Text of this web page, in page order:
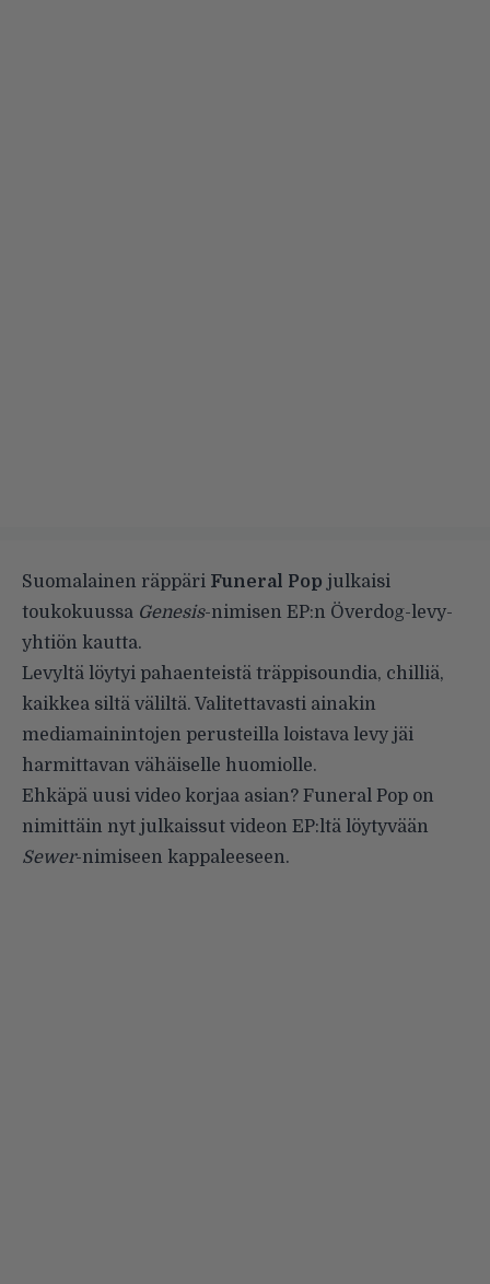
Suomalainen räppäri Funeral Pop julkaisi
toukokuussa Genesis-nimisen EP:n Överdog-levy-
yhtiön kautta.
Levyltä löytyi pahaenteistä träppisoundia, chilliä,
kaikkea siltä väliltä. Valitettavasti ainakin
mediamainintojen perusteilla loistava levy jäi
harmittavan vähäiselle huomiolle.
Ehkäpä uusi video korjaa asian? Funeral Pop on
nimittäin nyt julkaissut videon EP:ltä löytyvään
Sewer-nimiseen kappaleeseen.